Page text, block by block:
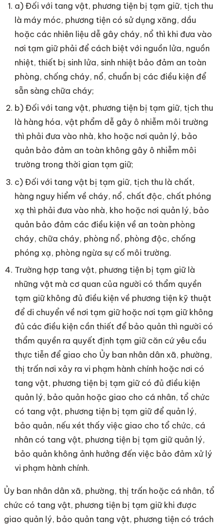
a) Đối với tang vật, phương tiện bị tạm giữ, tịch thu
là máy móc, phương tiện có sử dụng xăng, dầu
hoặc các nhiên liệu dễ gây cháy, nổ thì khi đưa vào
nơi tạm giữ phải để cách biệt với nguồn lửa, nguồn
nhiệt, thiết bị sinh lửa, sinh nhiệt bảo đảm an toàn
phòng, chống cháy, nổ, chuẩn bị các điều kiện để
sẵn sàng chữa cháy;
b) Đối với tang vật, phương tiện bị tạm giữ, tịch thu
là hàng hóa, vật phẩm dễ gây ô nhiễm môi trường
thì phải đưa vào nhà, kho hoặc nơi quản lý, bảo
quản bảo đảm an toàn không gây ô nhiễm môi
trường trong thời gian tạm giữ;
c) Đối với tang vật bị tạm giữ, tịch thu là chất,
hàng nguy hiểm về cháy, nổ, chất độc, chất phóng
xạ thì phải đưa vào nhà, kho hoặc nơi quản lý, bảo
quản bảo đảm các điều kiện về an toàn phòng
cháy, chữa cháy, phòng nổ, phòng độc, chống
phóng xạ, phòng ngừa sự cố môi trường.
Trường hợp tang vật, phương tiện bị tạm giữ là
những vật mà cơ quan của người có thẩm quyền
tạm giữ không đủ điều kiện về phương tiện kỹ thuật
để di chuyển về nơi tạm giữ hoặc nơi tạm giữ không
đủ các điều kiện cần thiết để bảo quản thì người có
thẩm quyền ra quyết định tạm giữ căn cứ yêu cầu
thực tiễn để giao cho Ủy ban nhân dân xã, phường,
thị trấn nơi xảy ra vi phạm hành chính hoặc nơi có
tang vật, phương tiện bị tạm giữ có đủ điều kiện
quản lý, bảo quản hoặc giao cho cá nhân, tổ chức
có tang vật, phương tiện bị tạm giữ để quản lý,
bảo quản, nếu xét thấy việc giao cho tổ chức, cá
nhân có tang vật, phương tiện bị tạm giữ quản lý,
bảo quản không ảnh hưởng đến việc bảo đảm xử lý
vi phạm hành chính.
Ủy ban nhân dân xã, phường, thị trấn hoặc cá nhân, tổ
chức có tang vật, phương tiện bị tạm giữ khi được
giao quản lý, bảo quản tang vật, phương tiện có trách